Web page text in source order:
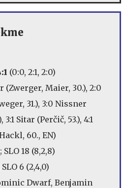
(0:0, 2:1, 2:0)
(Zwerger, Maier, 30.), 2:0
31.), 3:0 Nissner
Sitar (Perčič, 53.), 4:1
60., EN)
SLO 18 (8,2,8)
6 (2,4,0)
Dwarf, Benjamin